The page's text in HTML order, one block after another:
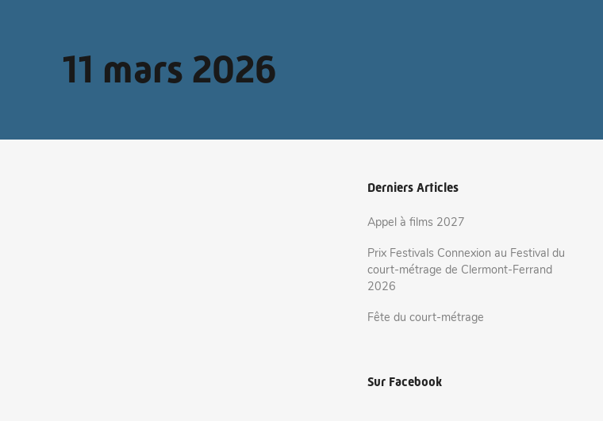
11 mars 2026
Derniers Articles
Appel à films 2027
Prix Festivals Connexion au Festival du
court-métrage de Clermont-Ferrand
2026
Fête du court-métrage
Sur Facebook